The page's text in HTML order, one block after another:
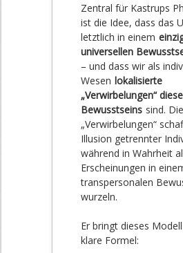
Zentral für Kastrups
ist die Idee, dass das
letztlich in einem
universellen
– und dass wir als
Wesen lokalisierte
„Verwirbelungen“
Bewusstseins sind.
„Verwirbelungen“
Illusion getrennter
während in Wahrheit
Erscheinungen in
transpersonalen
wurzeln.
Er bringt dieses
klare Formel: